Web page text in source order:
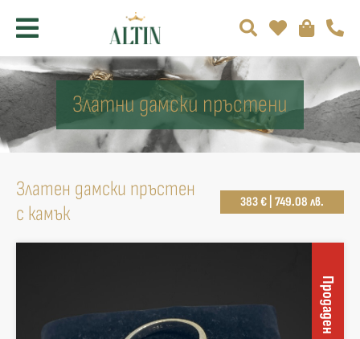
Златни дамски пръстени
Златен дамски пръстен
с камък
383 € | 749.08 лв.
Продаден